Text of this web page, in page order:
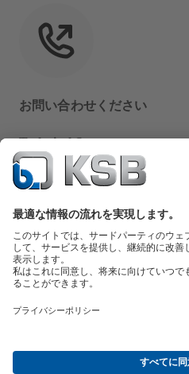
お問い合わせください
Technical Support
+81 3 6809 2471
info-japan@ksb.com
サービスの概要